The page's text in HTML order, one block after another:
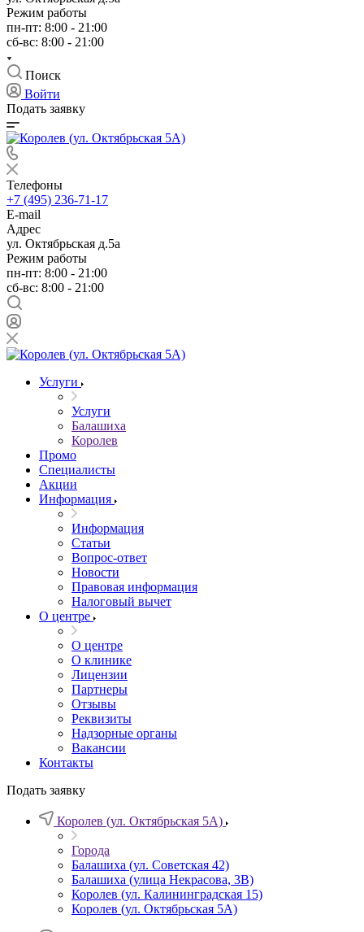
Режим работы
пн-пт: 8:00 - 21:00
сб-вс: 8:00 - 21:00
Поиск
Войти
Подать заявку
Телефоны
+7 (495) 236-71-17
E-mail
Адрес
ул. Октябрьская д.5а
Режим работы
пн-пт: 8:00 - 21:00
сб-вс: 8:00 - 21:00
Услуги
Услуги
Балашиха
Королев
Промо
Специалисты
Акции
Информация
Информация
Статьи
Вопрос-ответ
Новости
Правовая информация
Налоговый вычет
О центре
О центре
О клинике
Лицензии
Партнеры
Отзывы
Реквизиты
Надзорные органы
Вакансии
Контакты
Подать заявку
Королев (ул. Октябрьская 5А)
Города
Балашиха (ул. Советская 42)
Балашиха (улица Некрасова, 3В)
Королев (ул. Калининградская 15)
Королев (ул. Октябрьская 5А)